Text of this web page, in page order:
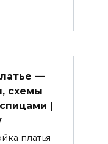
—
схемы
|
платья